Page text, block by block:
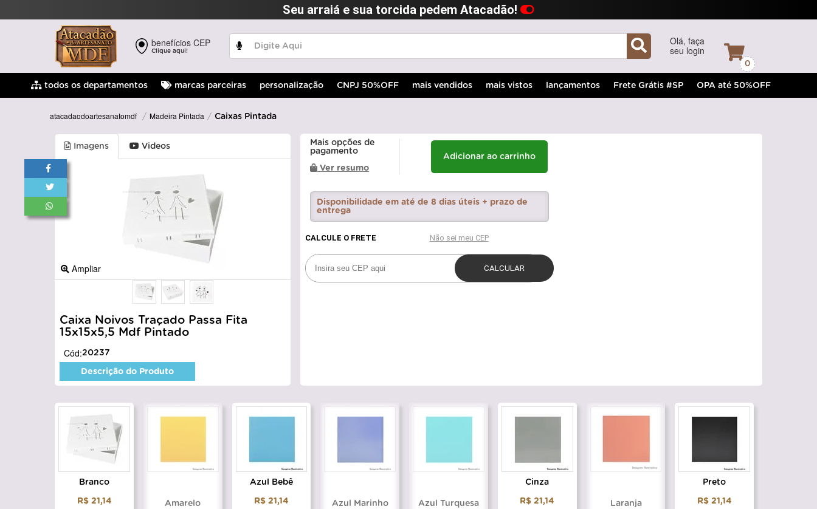
Seu arraiá e sua torcida pedem Atacadão!
benefícios CEP
Clique aqui!
Olá, faça
seu login
0
todos os departamentos marcas parceiras personalização CNPJ 50%OFF mais vendidos mais vistos lançamentos Frete Grátis #SP OPA até 50%OFF
atacadaodoartesanatomdf Madeira Pintada Caixas Pintada
Imagens Videos
Ampliar
Caixa Noivos Traçado Passa Fita
15x15x5,5 Mdf Pintado
Cód:20237
Descrição do Produto
Mais opções de
pagamento
Ver resumo
Adicionar ao carrinho
Disponibilidade em até de 8 dias úteis + prazo de
entrega
Branco
R$ 21,14
Amarelo
Azul Bebê
R$ 21,14
Azul Marinho
Azul Turquesa
Cinza
R$ 21,14
Laranja
Preto
R$ 21,14